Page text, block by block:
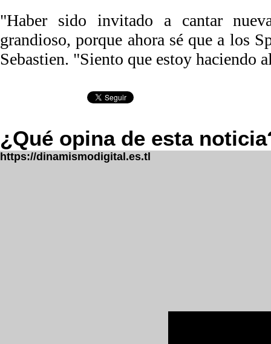
"Haber sido invitado a cantar
grandioso, porque ahora sé que a los
Sebastien. "Siento que estoy haciendo
¿Qué opina de esta
https://dinamismodigital.es.tl